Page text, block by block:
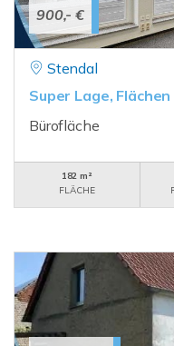
900,- €
Stendal
Super Lage,
Bürofläche
182 m²
FLÄCHE